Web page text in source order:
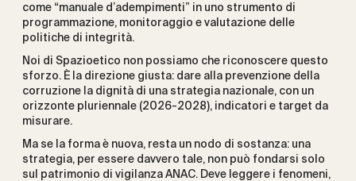
come “manuale d’adempimenti” in uno strumento di
programmazione, monitoraggio e valutazione delle
politiche di integrità.
Noi di Spazioetico non possiamo che riconoscere questo
sforzo. È la direzione giusta: dare alla prevenzione della
corruzione la dignità di una strategia nazionale, con un
orizzonte pluriennale (2026-2028), indicatori e target da
misurare.
Ma se la forma è nuova, resta un nodo di sostanza: una
strategia, per essere davvero tale, non può fondarsi solo
sul patrimonio di vigilanza ANAC. Deve leggere i fenomeni,